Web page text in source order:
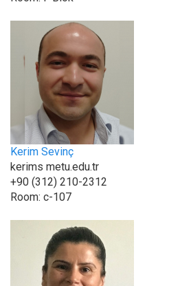
Kerim Sevinç
kerims metu.edu.tr
+90 (312) 210-2312
Room: c-107